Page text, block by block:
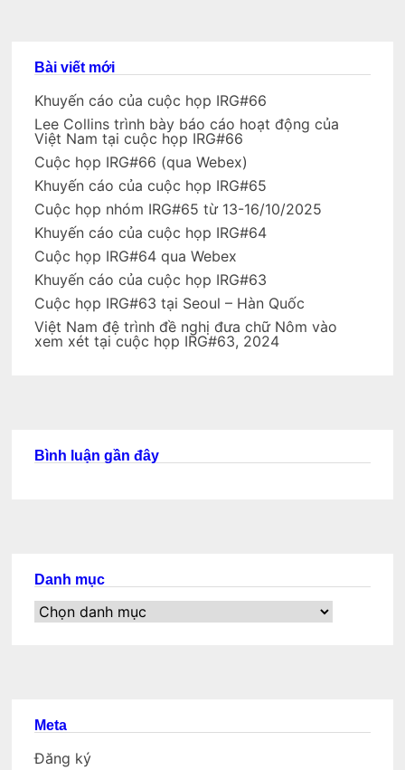
Bài viết mới
Khuyến cáo của cuộc họp IRG#66
Lee Collins trình bày báo cáo hoạt động của
Việt Nam tại cuộc họp IRG#66
Cuộc họp IRG#66 (qua Webex)
Khuyến cáo của cuộc họp IRG#65
Cuộc họp nhóm IRG#65 từ 13-16/10/2025
Khuyến cáo của cuộc họp IRG#64
Cuộc họp IRG#64 qua Webex
Khuyến cáo của cuộc họp IRG#63
Cuộc họp IRG#63 tại Seoul – Hàn Quốc
Việt Nam đệ trình đề nghị đưa chữ Nôm vào
xem xét tại cuộc họp IRG#63, 2024
Bình luận gần đây
Danh mục
Danh
mục
Meta
Đăng ký